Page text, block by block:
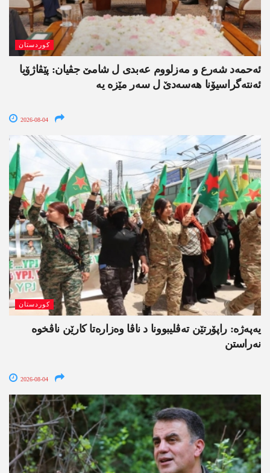
کوردستان
ئەحمەد شەرع و مەزلووم عەبدی ل شامێ جڤیان: پێڤاژۆیا
ئەنتەگراسیۆنا ھەسەدێ ل سەر مێزە یە
2026-08-04
کوردستان
یەپەژە: راپۆرتێن تەڤلیبوونا د ناڤا وەزارەتا کارێن ناڤخوە
نەراستن
2026-08-04